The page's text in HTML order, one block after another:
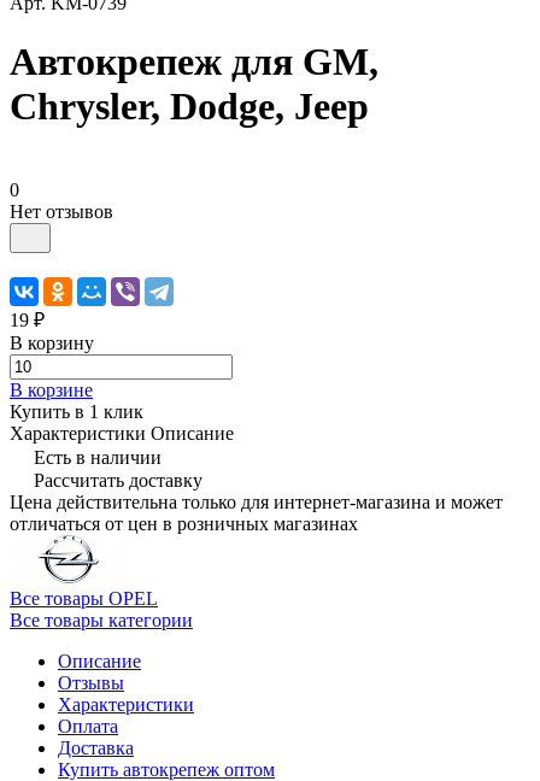
Автокрепеж для GM,
Chrysler, Dodge, Jeep
0
Нет отзывов
19 ₽
В корзину
В корзине
Купить в 1 клик
Характеристики Описание
Есть в наличии
Рассчитать доставку
Цена действительна только для интернет-магазина и может
отличаться от цен в розничных магазинах
Все товары OPEL
Все товары категории
Описание
Отзывы
Характеристики
Оплата
Доставка
Купить автокрепеж оптом